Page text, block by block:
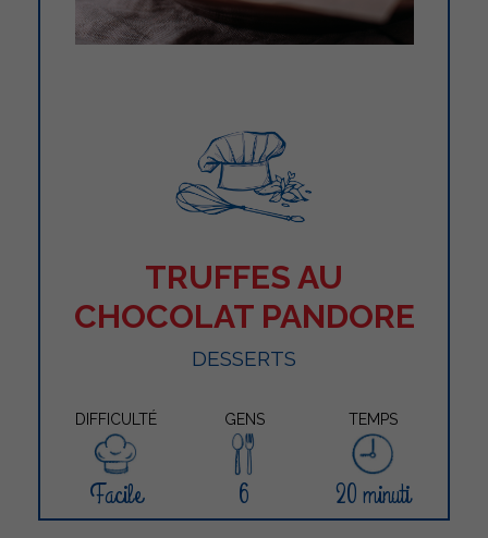
TRUFFES AU
CHOCOLAT PANDORE
DESSERTS
DIFFICULTÉ GENS TEMPS
Facile 6 20 minuti